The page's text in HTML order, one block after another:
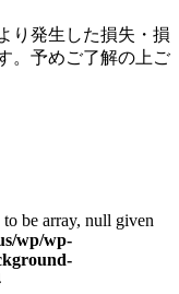
り発生した損失・損
。予めご了解の上ご
to be array, null given
wp/wp-